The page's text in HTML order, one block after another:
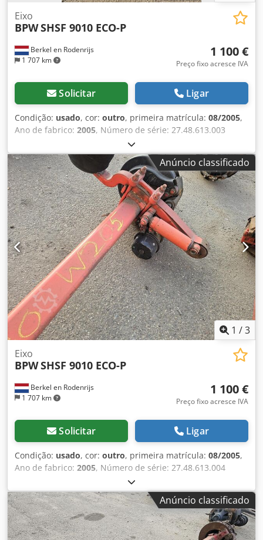
Berkel en Rodenrijs
1 707 km
Eixo
BPWSHSF 9010 ECO-P
1 100 €
Preço fixo acresce IVA
Solicitar Ligar
Condição: usado, cor: outro, primeira matrícula: 08/2005,
Ano de fabrico: 2005, Número de série: 27.48.613.003
Dksdpezrtw Defx Alxjr Temos em stock mais de 100 eixos.
Caso não encontre o que procura, entre em contacto
connosco.
Anúncio classificado
1 /3
Berkel en Rodenrijs
1 707 km
Eixo
BPWSHSF 9010 ECO-P
1 100 €
Preço fixo acresce IVA
Solicitar Ligar
Condição: usado, cor: outro, primeira matrícula: 08/2005,
Ano de fabrico: 2005, Número de série: 27.48.613.004
Dkedpjzrtigsfx Alxer Temos em stock mais de 100 eixos. Por
favor, contacte-nos se não encontrar o que procura.
Anúncio classificado